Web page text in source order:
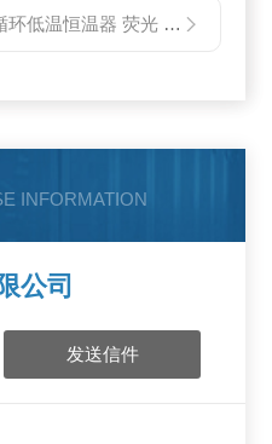
温恒温器 荧光 磁阻实验
INFORMATION
公司
发送信件